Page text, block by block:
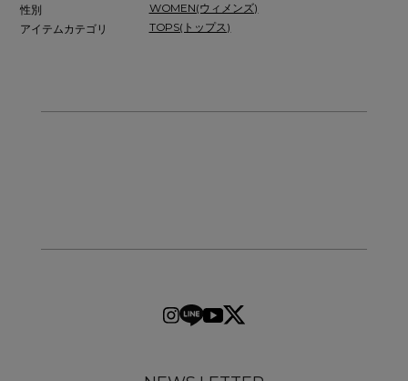
性別
WOMEN(ウィメンズ)
アイテムカテゴリ
TOPS(トップス)